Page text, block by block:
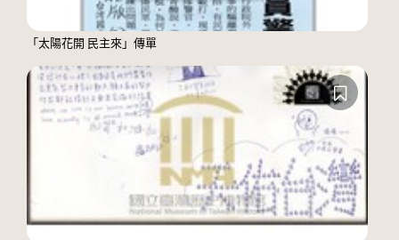
「太陽花開 民主來」傳單